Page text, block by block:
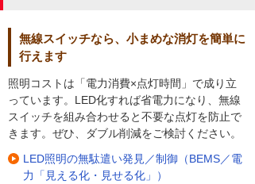
無線スイッチなら、小まめな消灯を簡単に
行えます
照明コストは「電力消費×点灯時間」で成り立
っています。LED化すれば省電力になり、無線
スイッチを組み合わせると不要な点灯を防止で
きます。ぜひ、ダブル削減をご検討ください。
LED照明の無駄遣い発見／制御（BEMS／電
力「見える化・見せる化」）